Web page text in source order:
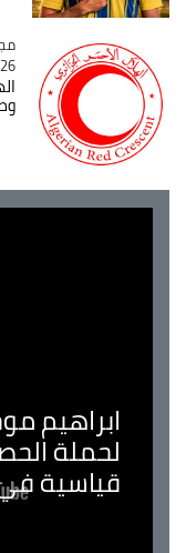
ابراهيم
لحملة
قياسية